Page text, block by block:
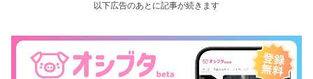
以下広告のあとに記事が続きます